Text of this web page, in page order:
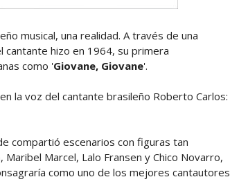
musical, una realidad. A través de una
cantante hizo en 1964, su primera
como 'Giovane, Giovane'.
la voz del cantante brasileño Roberto Carlos:
compartió escenarios con figuras tan
Marcel, Lalo Fransen y Chico Novarro,
como uno de los mejores cantautores